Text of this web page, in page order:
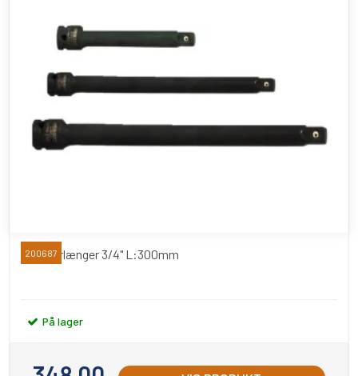
Kraftforlænger 3/4" L:300mm
200687
På lager